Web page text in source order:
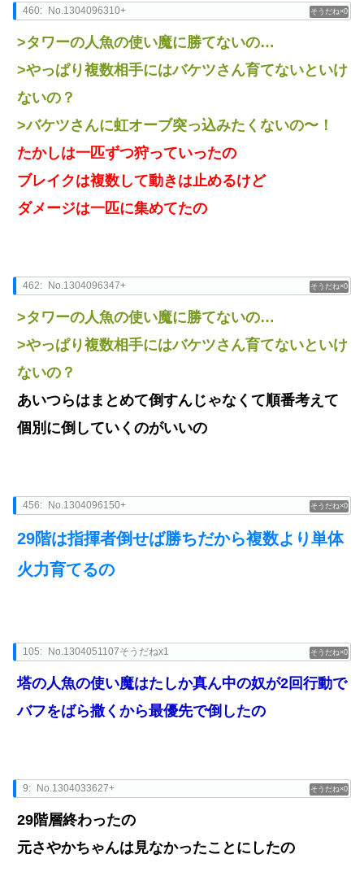
0
460: No.1304096310+
>タワーの人魚の使い魔に勝てないの…
>やっぱり複数相手にはバケツさん育てないといけ
ないの？
>バケツさんに虹オーブ突っ込みたくないの〜！
たかしは一匹ずつ狩っていったの
ブレイクは複数して動きは止めるけど
ダメージは一匹に集めてたの
0
462: No.1304096347+
>タワーの人魚の使い魔に勝てないの…
>やっぱり複数相手にはバケツさん育てないといけ
ないの？
あいつらはまとめて倒すんじゃなくて順番考えて
個別に倒していくのがいいの
0
456: No.1304096150+
29階は指揮者倒せば勝ちだから複数より単体
火力育てるの
0
105: No.1304051107そうだねx1
塔の人魚の使い魔はたしか真ん中の奴が2回行動で
バフをばら撒くから最優先で倒したの
0
9: No.1304033627+
29階層終わったの
元さやかちゃんは見なかったことにしたの